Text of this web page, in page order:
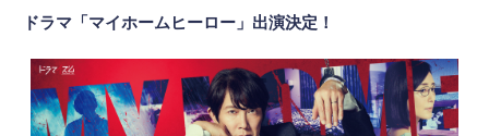
ドラマ「マイホームヒーロー」出演決定！